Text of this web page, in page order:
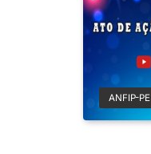
ANFIP-PE